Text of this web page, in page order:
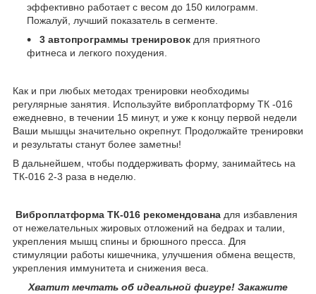
эффективно работает с весом до 150 килограмм.
Пожалуй, лучший показатель в сегменте.
3 автопрограммы тренировок для приятного
фитнеса и легкого похудения.
Как и при любых методах тренировки необходимы
регулярные занятия. Используйте виброплатформу ТК -016
ежедневно, в течении 15 минут, и уже к концу первой недели
Ваши мышцы значительно окрепнут. Продолжайте тренировки
и результаты станут более заметны!
В дальнейшем, чтобы поддерживать форму, занимайтесь на
ТК-016 2-3 раза в неделю.
Виброплатформа ТК-016 рекомендована для избавления
от нежелательных жировых отложений на бедрах и талии,
укрепления мышц спины и брюшного пресса. Для
стимуляции работы кишечника, улучшения обмена веществ,
укрепления иммунитета и снижения веса.
Хватит мечтать об идеальной фигуре! Закажите